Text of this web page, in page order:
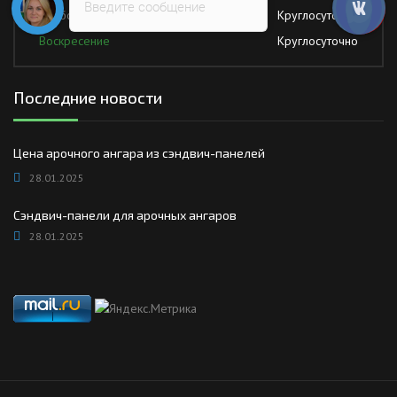
Суббота
Круглосуточно
Воскресение
Круглосуточно
Последние новости
Цена арочного ангара из сэндвич-панелей
28.01.2025
Сэндвич-панели для арочных ангаров
28.01.2025
Введите сообщение